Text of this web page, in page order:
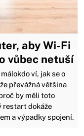
aby Wi-Fi
vůbec netuší
ví, jak se o
převážná většina
by měli toto
restart dokáže
a výpadky spojení.